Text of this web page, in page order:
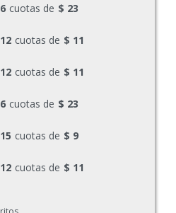
6 cuotas de $ 23
12 cuotas de $ 11
12 cuotas de $ 11
6 cuotas de $ 23
15 cuotas de $ 9
12 cuotas de $ 11